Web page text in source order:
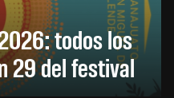
todos los
29 del festival